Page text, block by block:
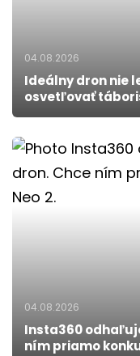
04.08.2026
Ideálny dron nie
osvetľovať
04.08.2026
Insta360
ním priamo